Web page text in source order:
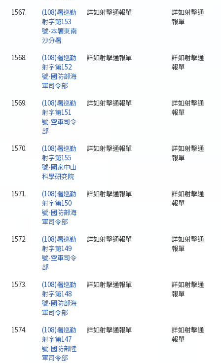
1567.
(108)署巡勤
射字第153
號-本署東南
沙分署
詳如射擊通報單
詳如射擊通
報單
1568.
(108)署巡勤
射字第152
號-國防部海
軍司令部
詳如射擊通報單
詳如射擊通
報單
1569.
(108)署巡勤
射字第151
號-空軍司令
部
詳如射擊通報單
詳如射擊通
報單
1570.
(108)署巡勤
射字第155
號-國家中山
科學研究院
詳如射擊通報單
詳如射擊通
報單
1571.
(108)署巡勤
射字第150
號-國防部海
軍司令部
詳如射擊通報單
詳如射擊通
報單
1572.
(108)署巡勤
射字第149
號-空軍司令
部
詳如射擊通報單
詳如射擊通
報單
1573.
(108)署巡勤
射字第148
號-國防部海
軍司令部
詳如射擊通報單
詳如射擊通
報單
1574.
(108)署巡勤
射字第147
號-國防部陸
軍司令部
詳如射擊通報單
詳如射擊通
報單